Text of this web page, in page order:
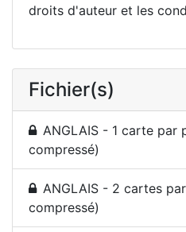
droits d'auteur et les
Fichier(s)
ANGLAIS - 1 carte par
compressé)
ANGLAIS - 2 cartes
compressé)